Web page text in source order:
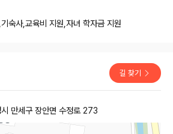
숙사,교육비 지원,자녀 학자금 지원
길 찾기
시 만세구 장안면 수정로 273